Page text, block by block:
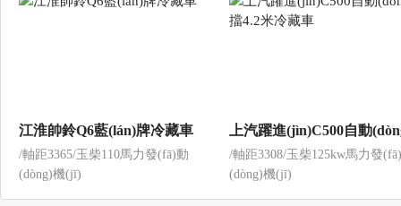
江淮帥鈴Q6藍(lán)牌冷藏車
/軸距3365/玉柴110馬力發(fā)動
(dòng)機(jī)
上汽躍進(jìn)C500自動
4.2米冷藏車
/軸距3308/玉柴125kw馬力發
(dòng)機(jī)